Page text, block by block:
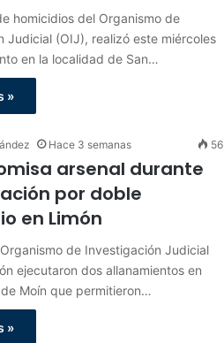
homicidios del Organismo de
Judicial (OIJ), realizó este miércoles
en la localidad de San…
»
Hace 3 semanas 56
arsenal durante
por doble
en Limón
de Investigación Judicial
ejecutaron dos allanamientos en
Moín que permitieron…
»